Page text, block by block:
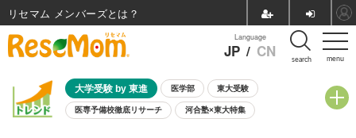
menu
Language
JP / CN search
大学受験 by 東進 医学部 東大受験
医専予備校徹底リサーチ 河合塾×東大特集
リセマム メンバーズ